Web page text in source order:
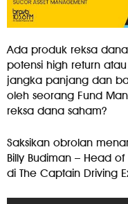
Ada produk reksa
potensi high return
jangka panjang dan
oleh seorang Fund
reksa dana saham?
Saksikan obrolan
Billy Budiman – Head
di The Captain Driving